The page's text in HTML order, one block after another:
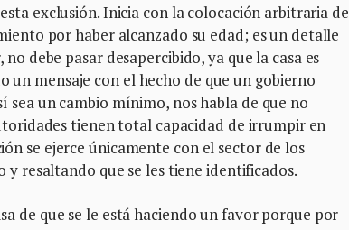
exclusión. Inicia con la colocación arbitraria de
por haber alcanzado su edad; es un detalle
debe pasar desapercibido, ya que la casa es
un mensaje con el hecho de que un gobierno
un cambio mínimo, nos habla de que no
tienen total capacidad de irrumpir en
se ejerce únicamente con el sector de los
resaltando que se les tiene identificados.
de que se le está haciendo un favor porque por